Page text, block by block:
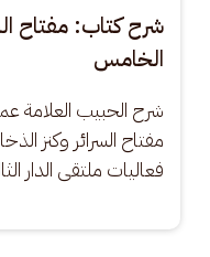
شرح كتاب: مفتاح
الخامس
شرح الحبيب
مفتاح السرائر وكنز
فعاليات ملتقى الدار